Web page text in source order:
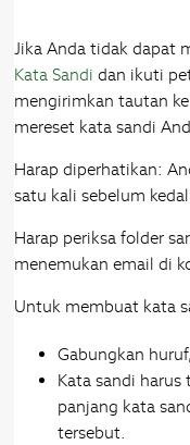
Jika Anda tidak dapat
Kata Sandi dan ikuti
mengirimkan tautan
mereset kata sandi
Harap diperhatikan:
satu kali sebelum
Harap periksa folder
menemukan email di
Untuk membuat kata
Gabungkan
Kata sandi harus
panjang kata
tersebut.